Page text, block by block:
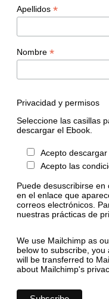
Apellidos *
Nombre *
Privacidad y permisos
Seleccione las casillas
descargar el Ebook.
Acepto descargar
Acepto las
Puede desuscribirse
en el enlace que
correos electrónicos.
nuestras prácticas de
We use Mailchimp as
below to subscribe,
will be transferred to
about Mailchimp's